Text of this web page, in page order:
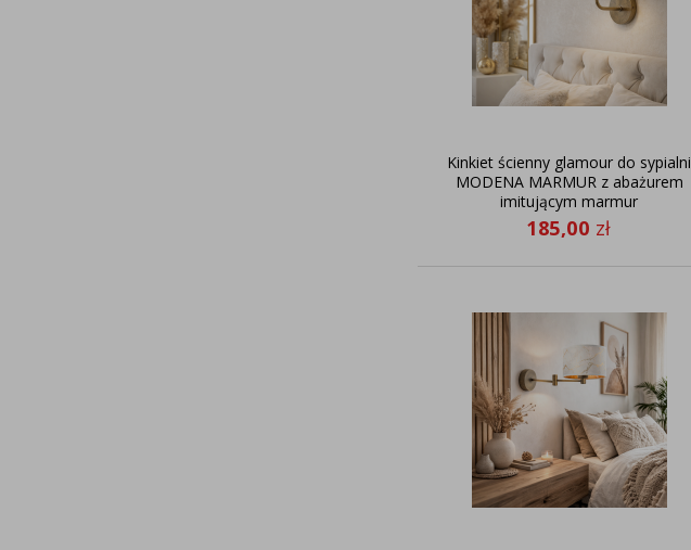
Kinkiet ścienny glamour do sypialni
MODENA MARMUR z abażurem
imitującym marmur
185,00 zł